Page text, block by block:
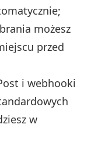
możesz
przed
i webhooki
w